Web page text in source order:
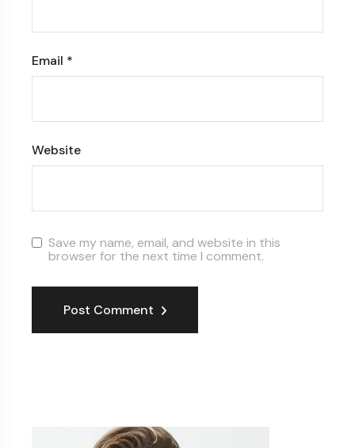
Email *
Website
Save my name, email, and website in this
browser for the next time I comment.
Post Comment